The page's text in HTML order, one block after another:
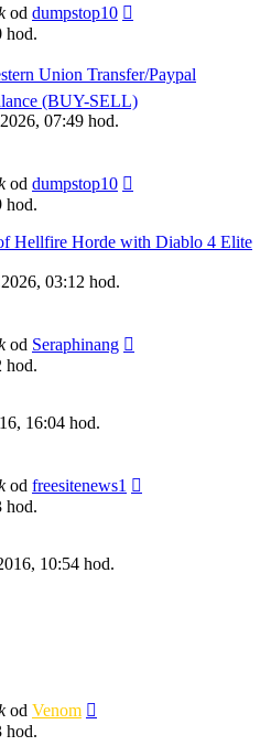
od dumpstop10
hod.
Union Transfer/Paypal
(BUY-SELL)
07:49 hod.
od dumpstop10
hod.
Hellfire Horde with Diablo 4 Elite
03:12 hod.
od Seraphinang
hod.
16:04 hod.
od freesitenews1
hod.
10:54 hod.
od Venom
hod.